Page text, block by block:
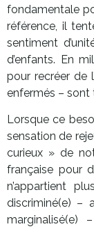
fondamentale
référence, il
sentiment
d’enfants. En
pour recréer de
enfermés – sont
Lorsque ce
sensation de
curieux » de
française pour
n’appartient
discriminé(e) –
marginalisé(e)